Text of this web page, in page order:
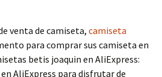
venta de camiseta, camiseta
para comprar sus camiseta en
betis joaquin en AliExpress:
AliExpress para disfrutar de